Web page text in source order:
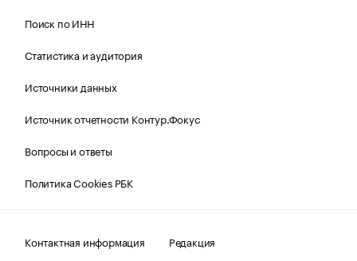
Поиск по ИНН
Статистика и аудитория
Источники данных
Источник отчетности Контур.Фокус
Вопросы и ответы
Политика Cookies РБК
Контактная информация Редакция